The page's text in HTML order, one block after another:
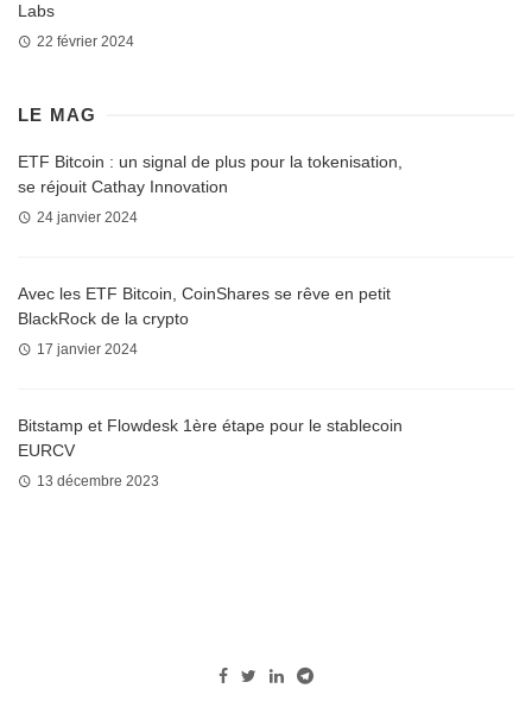
Labs
22 février 2024
LE MAG
ETF Bitcoin : un signal de plus pour la tokenisation,
se réjouit Cathay Innovation
24 janvier 2024
Avec les ETF Bitcoin, CoinShares se rêve en petit
BlackRock de la crypto
17 janvier 2024
Bitstamp et Flowdesk 1ère étape pour le stablecoin
EURCV
13 décembre 2023